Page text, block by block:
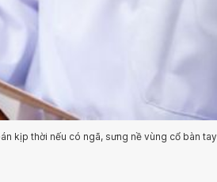
kịp thời nếu có ngã, sưng nề vùng cổ bàn tay